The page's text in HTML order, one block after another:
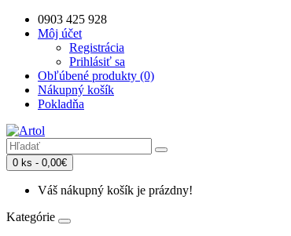
0903 425 928
Môj účet
Registrácia
Prihlásiť sa
Obľúbené produkty (0)
Nákupný košík
Pokladňa
0 ks - 0,00€
Váš nákupný košík je prázdny!
Kategórie